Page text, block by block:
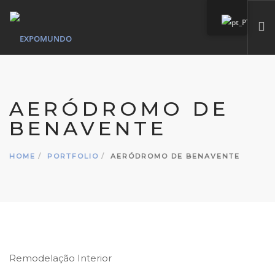
SERVIÇOS
MARCAS PRÓPIAS
PORTFÓLIO
AERÓDROMO DE
BENAVENTE
HOME PORTFOLIO AERÓDROMO DE BENAVENTE
Remodelação Interior